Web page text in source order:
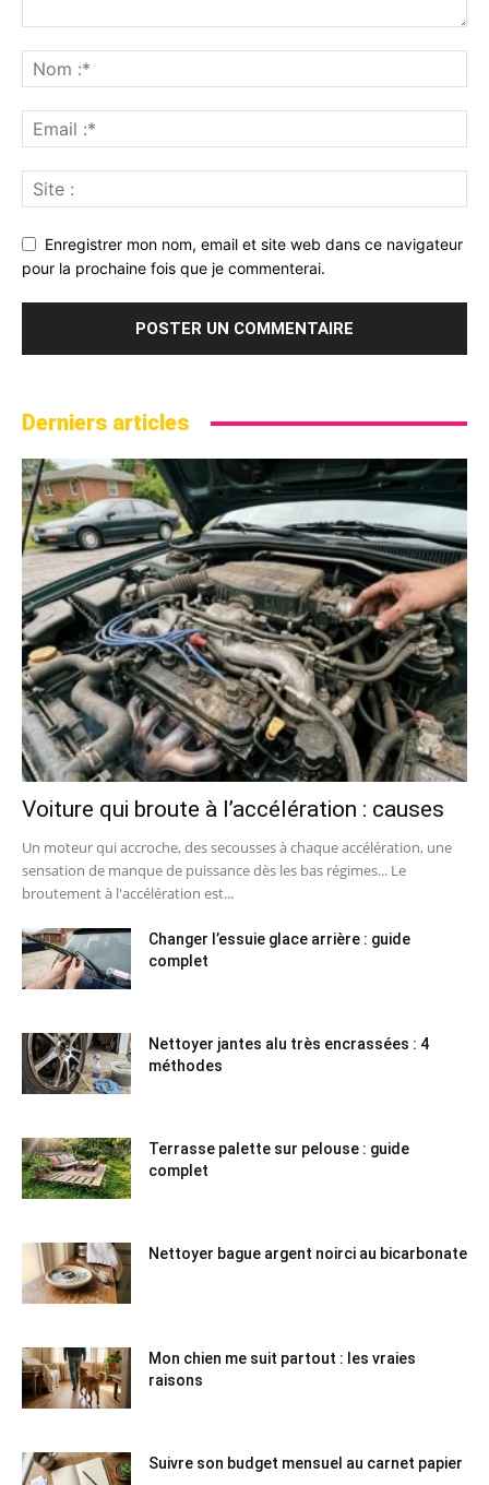
Enregistrer mon nom, email et site web dans ce navigateur
pour la prochaine fois que je commenterai.
Derniers articles
Voiture qui broute à l’accélération : causes
Un moteur qui accroche, des secousses à chaque accélération, une
sensation de manque de puissance dès les bas régimes... Le
broutement à l'accélération est...
Changer l’essuie glace arrière : guide
complet
Nettoyer jantes alu très encrassées : 4
méthodes
Terrasse palette sur pelouse : guide
complet
Nettoyer bague argent noirci au bicarbonate
Mon chien me suit partout : les vraies
raisons
Suivre son budget mensuel au carnet papier